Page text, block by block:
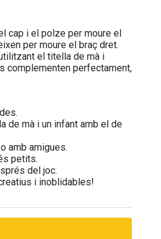
cap i el polze per moure el
per moure el braç dret.
el titella de mà i
complementen perfectament,
de mà i un infant amb el de
amb amigues.
petits.
del joc.
i inoblidables!